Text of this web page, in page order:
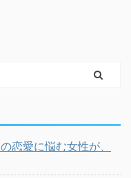
恋愛に悩む女性が、